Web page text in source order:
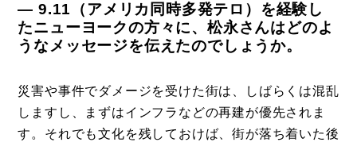
― 9.11（アメリカ同時多発テロ）を経験し
たニューヨークの方々に、松永さんはどのよ
うなメッセージを伝えたのでしょうか。
災害や事件でダメージを受けた街は、しばらくは混乱
しますし、まずはインフラなどの再建が優先されま
す。それでも文化を残しておけば、街が落ち着いた後